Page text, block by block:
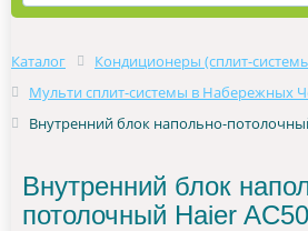
Каталог
Кондиционеры (сплит-
Мульти сплит-системы в Набережных
Внутренний блок напольно-
Внутренний блок
потолочный Haier